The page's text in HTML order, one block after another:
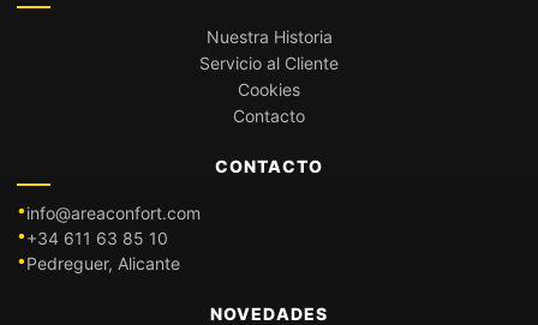
Nuestra Historia
Servicio al Cliente
Cookies
Contacto
CONTACTO
info@areaconfort.com
+34 611 63 85 10
Pedreguer, Alicante
NOVEDADES